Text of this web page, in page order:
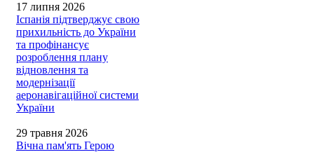
17 липня 2026
Іспанія підтверджує свою
прихильність до України
та профінансує
розроблення плану
відновлення та
модернізації
аеронавігаційної системи
України
29 травня 2026
Вічна пам'ять Герою